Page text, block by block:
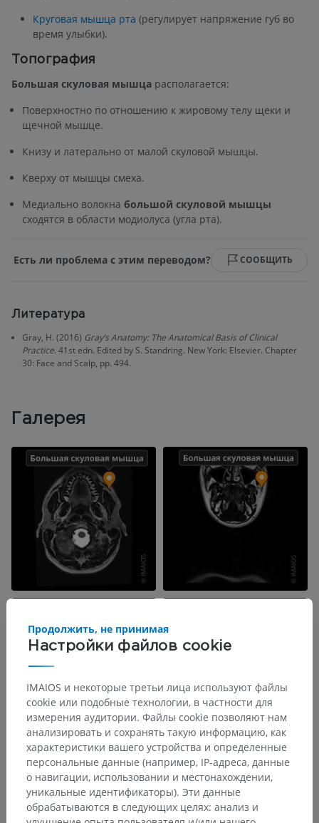
Круговая мышца рта (регулирует напряжение губ во
время улыбки).
Топография
Большая скуловая мышца располагается:
Поверхностно по отношению к жировому телу щеки и
щечной мышце.
Книзу и латерально от малой скуловой мышцы.
Кверху от мышцы смеха.
Медиально волокна большой скуловой мышцы
сходятся в области модиолуса (угла рта).
Есть ли проблема с этим переводом? СООБЩИТЬ
Литература
Gray, H. (2016) Gray’s Anatomy: The Anatomical Basis of Clinical
Practice. 41st edn. Edited by S. Standring. New York: Elsevier. Chapter
30: Face and Scalp, pp. 494.
Галерея
Настройки файлов cookie
Продолжить, не принимая
IMAIOS и некоторые третьи лица используют файлы
cookie или подобные технологии, в частности для
измерения аудитории. Файлы cookie позволяют нам
анализировать и сохранять такую информацию, как
характеристики вашего устройства и определенные
персональные данные (например, IP-адреса, данные
о навигации, использовании и местонахождении,
уникальные идентификаторы). Эти данные
обрабатываются в следующих целях: анализ и